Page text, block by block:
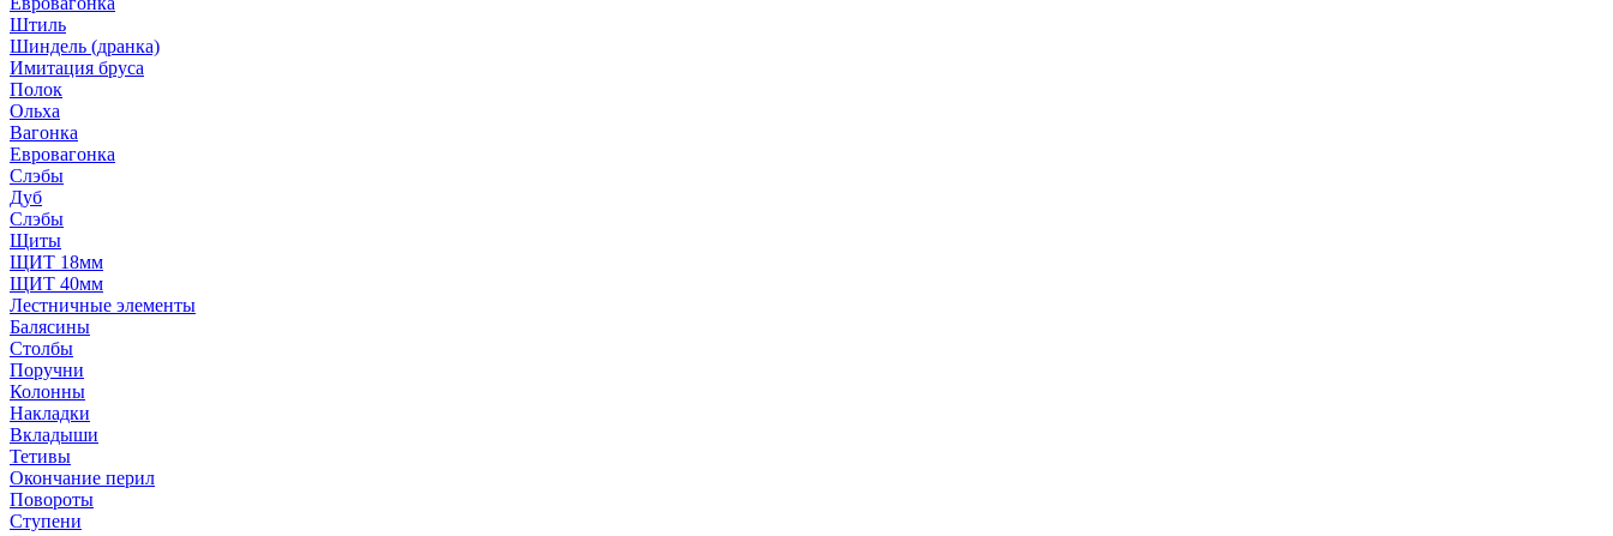
Штиль
Шиндель (дранка)
Имитация бруса
Полок
Ольха
Вагонка
Евровагонка
Слэбы
Дуб
Слэбы
Щиты
ЩИТ 18мм
ЩИТ 40мм
Лестничные элементы
Балясины
Столбы
Поручни
Колонны
Накладки
Вкладыши
Тетивы
Окончание перил
Повороты
Ступени